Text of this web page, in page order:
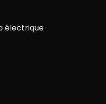
électrique